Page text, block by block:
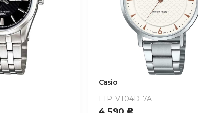
Casio
LTP-VT04D-7A